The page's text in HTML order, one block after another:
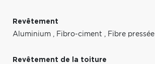
Revêtement
Aluminium , Fibro-ciment , Fibre pressée
Revêtement de la toiture